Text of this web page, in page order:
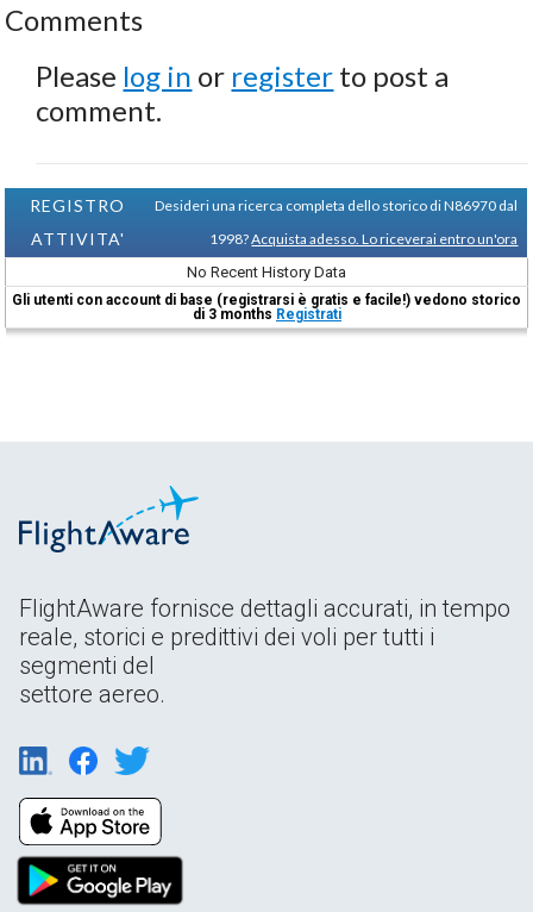
Comments
Please log in or register to post a
comment.
REGISTRO
ATTIVITA'
Desideri una ricerca completa dello storico di N86970 dal
1998?Acquista adesso. Lo riceverai entro un'ora
No Recent History Data
Gli utenti con account di base (registrarsi è gratis e facile!) vedono storico
di 3 months Registrati
FlightAware fornisce dettagli accurati, in tempo
reale, storici e predittivi dei voli per tutti i
segmenti del
settore aereo.